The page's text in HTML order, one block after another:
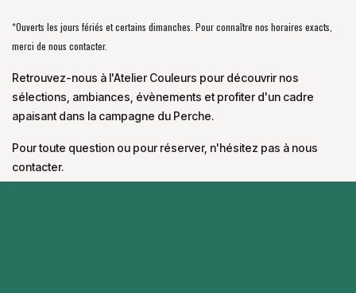
*Ouverts les jours fériés et certains dimanches. Pour connaître nos horaires exacts,
merci de nous contacter.
Retrouvez-nous à l'Atelier Couleurs pour découvrir nos
sélections, ambiances, évènements et profiter d'un cadre
apaisant dans la campagne du Perche.
Pour toute question ou pour réserver, n'hésitez pas à nous
contacter.